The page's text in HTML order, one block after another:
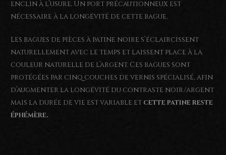
enclin à l’usure. Un port précautionneux est
nécessaire à la longévité de cette bague.
Les bagues de pièces à patine noire s’éclaircissent
naturellement avec le temps et laissent place à la
couleur naturelle de l’argent. Ces bagues sont
protégées par cinq couches de vernis spécialisé, afin
d’augmenter la longévité du contraste noir/argent
mais la durée de vie est variable et cette patine reste
éphémère.